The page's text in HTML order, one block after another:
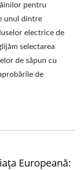
pentru
unul dintre
electrice de
selectarea
de săpun cu
de
Europeană: